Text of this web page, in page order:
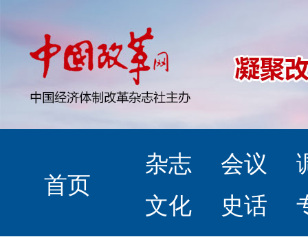
首页
杂志 会议
文化
史话